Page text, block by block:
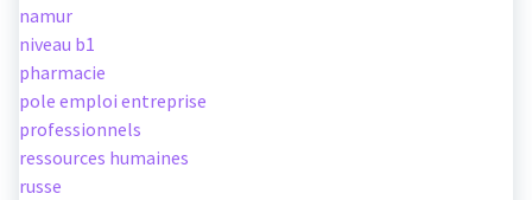
namur
niveau b1
pharmacie
pole emploi entreprise
professionnels
ressources humaines
russe